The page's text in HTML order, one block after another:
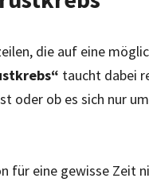
die auf eine
taucht dabei
oder ob es sich nur
für eine gewisse Zeit